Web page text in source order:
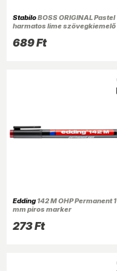
StabiloBOSS ORIGINAL Pastel
harmatos lime szövegkiemelő
689 Ft
Edding 142 M OHP Permanent 1
mm piros marker
273 Ft